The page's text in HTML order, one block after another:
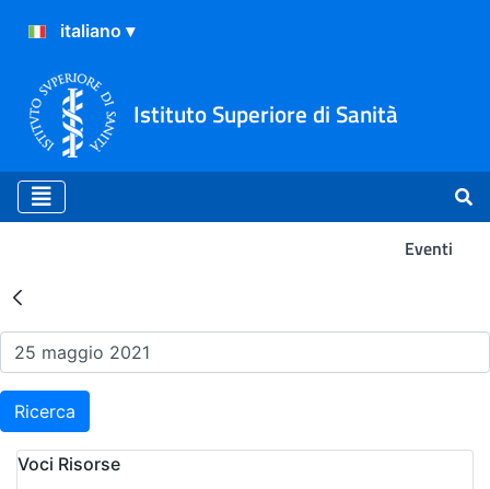
Istituto Superiore di Sanità
Eventi
Risultati della Ricerca -
Ricerca
Voci Risorse